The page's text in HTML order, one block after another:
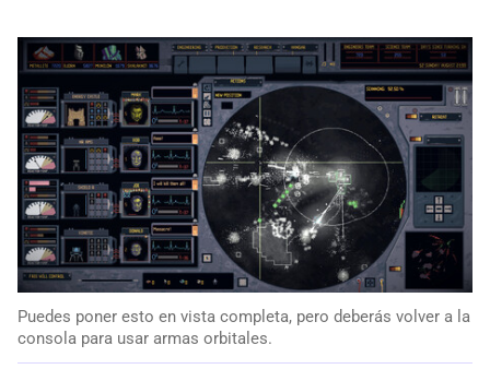
Puedes poner esto en vista completa, pero deberás volver a la
consola para usar armas orbitales.